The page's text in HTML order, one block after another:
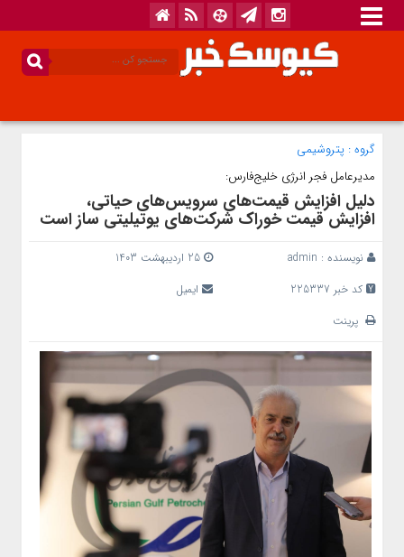
گروه : پتروشیمی
مدیرعامل فجر انرژی خلیج‌فارس:
دلیل افزایش قیمت‌های سرویس‌های حیاتی،
افزایش قیمت خوراک شرکت‌های یوتیلیتی ساز است
نویسنده : admin
25 اردیبهشت 1403
کد خبر 225337
ایمیل
پرینت